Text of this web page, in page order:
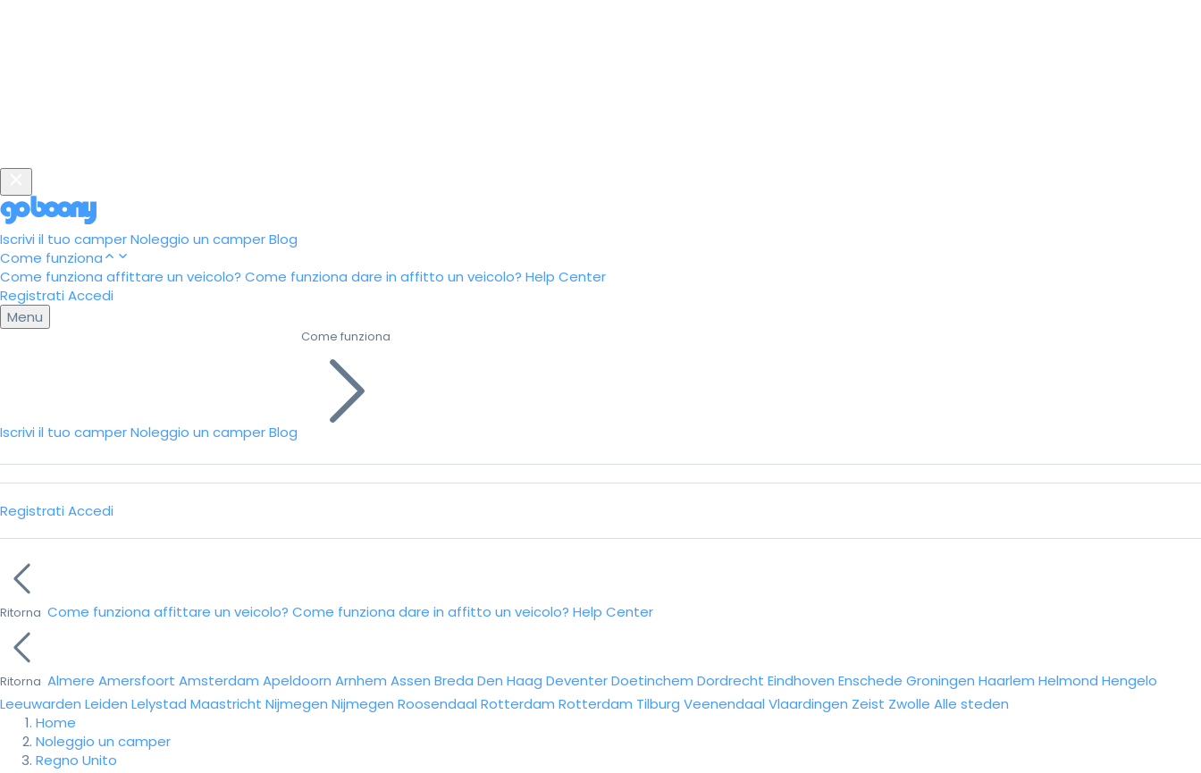
Iscrivi il tuo camperNoleggio un camperBlog
Come funziona
Come funziona affittare un veicolo? Come funziona dare in affitto un veicolo? Help Center
Registrati Accedi
Menu
Iscrivi il tuo camperNoleggio un camperBlog
Come funziona
Registrati Accedi
Ritorna Come funziona affittare un veicolo? Come funziona dare in affitto un veicolo? Help Center
Ritorna Almere Amersfoort Amsterdam Apeldoorn Arnhem Assen Breda Den Haag DeventerDoetinchem Dordrecht Eindhoven Enschede Groningen Haarlem Helmond Hengelo
Leeuwarden Leiden Lelystad Maastricht Nijmegen Nijmegen Roosendaal Rotterdam Rotterdam Tilburg Veenendaal Vlaardingen Zeist Zwolle Alle steden
Home
Noleggio un camper
Regno Unito